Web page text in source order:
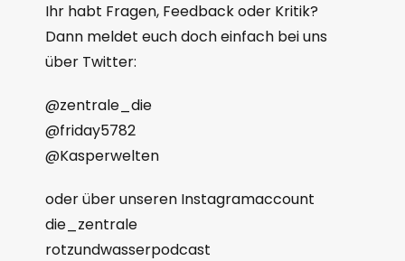
Ihr habt Fragen, Feedback oder Kritik?
Dann meldet euch doch einfach bei uns
über Twitter:
@zentrale_die
@friday5782
@Kasperwelten
oder über unseren Instagramaccount
die_zentrale
rotzundwasserpodcast